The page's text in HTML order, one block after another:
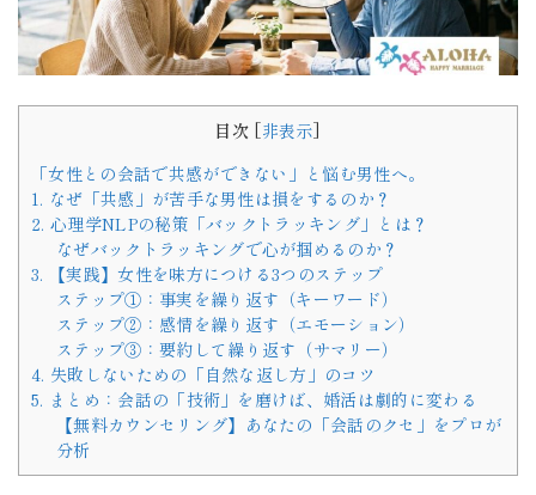
目次 [非表示]
「女性との会話で共感ができない」と悩む男性へ。
1. なぜ「共感」が苦手な男性は損をするのか？
2. 心理学NLPの秘策「バックトラッキング」とは？
なぜバックトラッキングで心が掴めるのか？
3. 【実践】女性を味方につける3つのステップ
ステップ①：事実を繰り返す（キーワード）
ステップ②：感情を繰り返す（エモーション）
ステップ③：要約して繰り返す（サマリー）
4. 失敗しないための「自然な返し方」のコツ
5. まとめ：会話の「技術」を磨けば、婚活は劇的に変わる
【無料カウンセリング】あなたの「会話のクセ」をプロが
分析